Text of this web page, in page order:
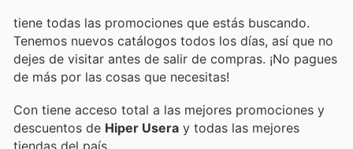
tiene todas las promociones que estás buscando.
Tenemos nuevos catálogos todos los días, así que no
dejes de visitar antes de salir de compras. ¡No pagues
de más por las cosas que necesitas!
Con tiene acceso total a las mejores promociones y
descuentos de Hiper Usera y todas las mejores
tiendas del país.